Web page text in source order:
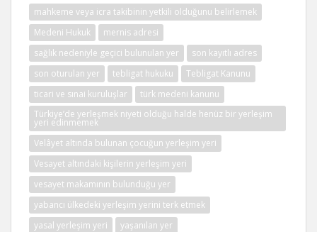
mahkeme veya icra takibinin yetkili olduğunu belirlemek
Medeni Hukuk
mernis adresi
sağlık nedeniyle geçici bulunulan yer
son kayıtlı adres
son oturulan yer
tebligat hukuku
Tebligat Kanunu
ticari ve sınai kuruluşlar
türk medeni kanunu
Türkiye’de yerleşmek niyeti olduğu halde henüz bir yerleşim
yeri edinmemek
Velâyet altında bulunan çocuğun yerleşim yeri
Vesayet altındaki kişilerin yerleşim yeri
vesayet makamının bulunduğu yer
yabancı ülkedeki yerleşim yerini terk etmek
yasal yerleşim yeri
yaşanılan yer